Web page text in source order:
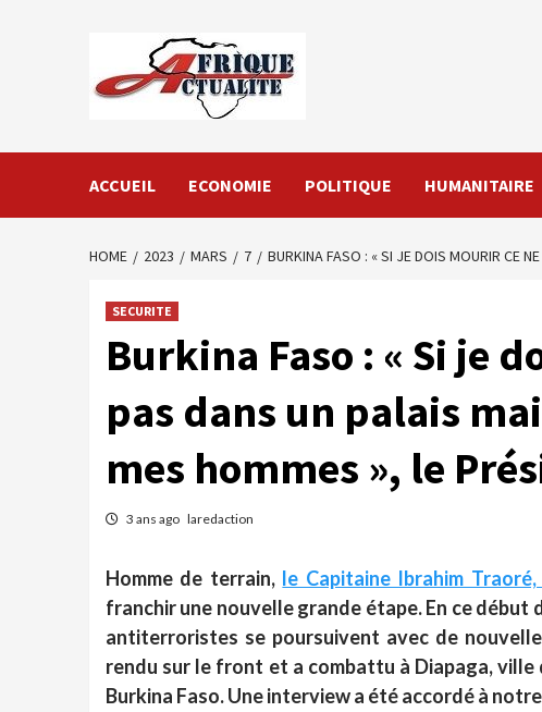
ACCUEIL ECONOMIE POLITIQUE HUMANITAIRE
HOME 2023 MARS 7 BURKINA FASO : « SI JE DOIS MOURIR CE
SECURITE
Burkina Faso : « Si je
pas dans un palais
mes hommes », le
3 ans ago laredaction
Homme de terrain, le Capitaine Ibrahim
franchir une nouvelle grande étape. En ce
antiterroristes se poursuivent avec de
rendu sur le front et a combattu à Diapaga, ville
Burkina Faso. Une interview a été accordé à